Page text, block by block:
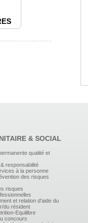
& SOCIAL
qualité et
responsabilité
à la personne
des risques
risques
et relation d'aide du
du résident
Equilibre
concours